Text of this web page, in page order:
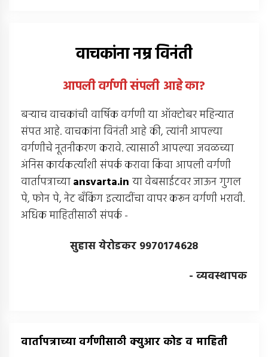
वाचकांना नम्र विनंती
आपली वर्गणी संपली आहेका?
बर्‍याच वाचकांची वार्षिक वर्गणी या ऑक्टोबर महिन्यात
संपत आहे. वाचकांना विनंती आहे की, त्यांनी आपल्या
वर्गणीचे नूतनीकरण करावे. त्यासाठी आपल्या जवळच्या
अंनिस कार्यकर्त्यांशी संपर्क करावा किंवा आपली वर्गणी
वार्तापत्राच्याansvarta.in या वेबसाईटवर जाऊन गुगल
पे, फोन पे, नेट बँकिंग इत्यादींचा वापर करून वर्गणी भरावी.
अधिक माहितीसाठी संपर्क -
सुहास येरोडकर 9970174628
- व्यवस्थापक
वार्तापत्राच्या वर्गणीसाठी क्युआर कोड व माहिती